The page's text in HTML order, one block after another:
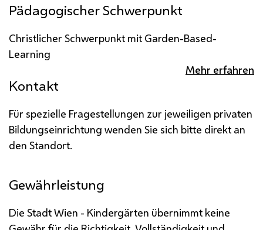
Pädagogischer Schwerpunkt
Christlicher Schwerpunkt mit Garden-Based-
Learning
Mehr erfahren
Kontakt
Für spezielle Fragestellungen zur jeweiligen privaten
Bildungseinrichtung wenden Sie sich bitte direkt an
den Standort.
Gewährleistung
Die Stadt Wien - Kindergärten übernimmt keine